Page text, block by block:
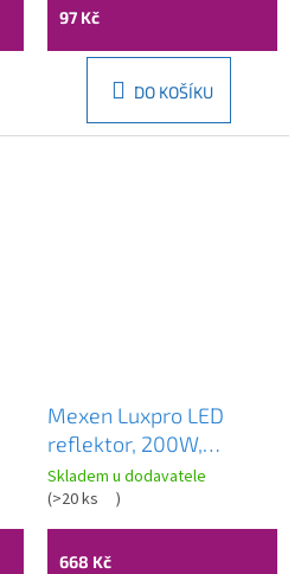
97 Kč
DO KOŠÍKU
Mexen Luxpro LED
reflektor, 200W,
neutrální - 4000K,
18000 lm, černá - L230-
200-40-70
Skladem u dodavatele
(>20 ks )
668 Kč